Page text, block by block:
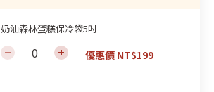
奶油森林蛋糕保冷袋5吋
優惠價 NT$199